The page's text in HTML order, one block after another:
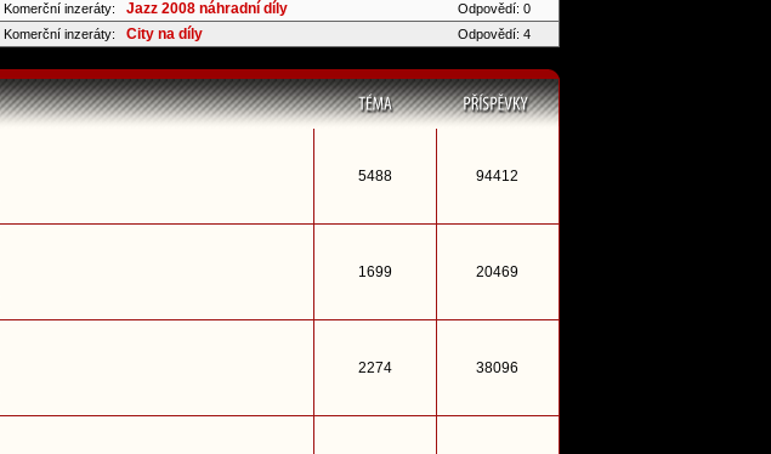
Komerční inzeráty: Jazz 2008 náhradní díly Odpovědí: 0
Komerční inzeráty: City na díly Odpovědí: 4
5488 94412
1699 20469
2274 38096